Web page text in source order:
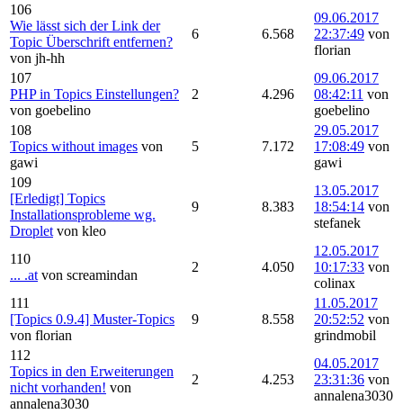
106
Wie lässt sich der Link der
Topic Überschrift entfernen?
von jh-hh
6 6.568
09.06.2017
22:37:49 von
florian
107
PHP in Topics Einstellungen?
von goebelino
2 4.296
09.06.2017
08:42:11 von
goebelino
108
Topics without images von
gawi
5 7.172
29.05.2017
17:08:49 von
gawi
109
[Erledigt] Topics
Installationsprobleme wg.
Droplet von kleo
9 8.383
13.05.2017
18:54:14 von
stefanek
110
... .at von screamindan
2 4.050
12.05.2017
10:17:33 von
colinax
111
[Topics 0.9.4] Muster-Topics
von florian
9 8.558
11.05.2017
20:52:52 von
grindmobil
112
Topics in den Erweiterungen
nicht vorhanden! von
annalena3030
2 4.253
04.05.2017
23:31:36 von
annalena3030